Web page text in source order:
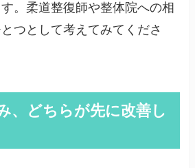
。柔道整復師や整体院への相
つとして考えてみてくださ
、どちらが先に改善し